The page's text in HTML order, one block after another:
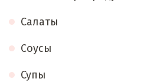
Салаты
Соусы
Супы